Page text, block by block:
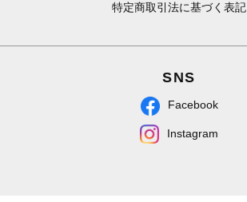
特定商取引法に基づく表記
SNS
Facebook
Instagram